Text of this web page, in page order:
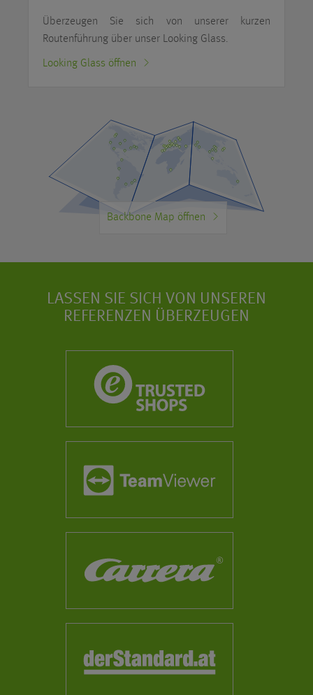
Überzeugen Sie sich von unserer kurzen
Routenführung über unser Looking Glass.
Looking Glass öffnen
Backbone Map öffnen
LASSEN SIE SICH VON UNSEREN
REFERENZEN ÜBERZEUGEN